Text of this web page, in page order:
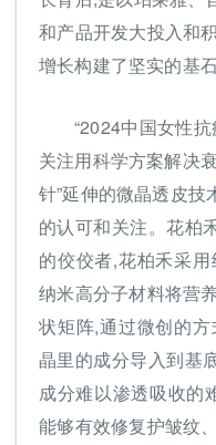
和产品开发大投入和
增长构建了坚实的基石
“2024中国女性
关注用科学方案解决
针”延伸的微晶透皮
的认可和关注。花柏
的佼佼者,花柏禾采
纳米高分子材料将营
状矩阵,通过微创的
晶里的成分导入到基
成分难以渗透吸收的
能够有效修复护皱纹